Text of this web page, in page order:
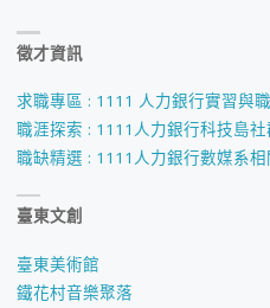
徵才資訊
求職專區 : 1111 人力銀行實習與
職涯探索 : 1111人力銀行科技島
職缺精選 : 1111人力銀行數媒系
臺東文創
臺東美術館
鐵花村音樂聚落